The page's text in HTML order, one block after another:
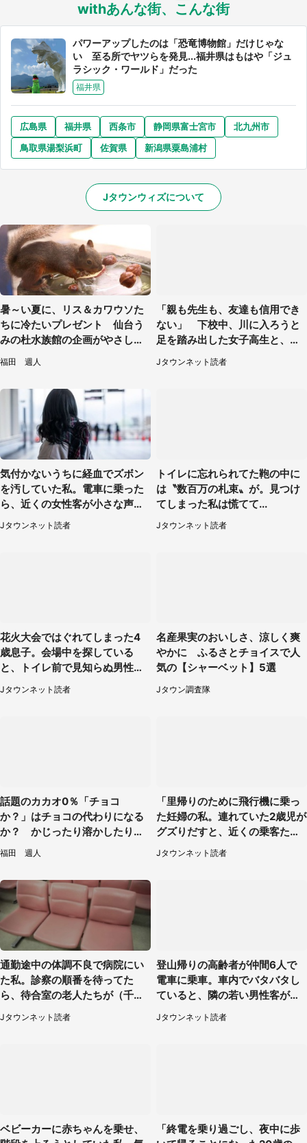
withあんな街、こんな街
パワーアップしたのは「恐竜博物館」だけじゃな
い 至る所でヤツらを発見...福井県はもはや「ジュ
ラシック・ワールド」だった
福井県
広島県 福井県 西条市 静岡県富士宮市
北九州市
鳥取県湯梨浜町
佐賀県 新潟県粟島浦村
Jタウンウィズについて
暑～い夏に、リス＆カワウソた
ちに冷たいプレゼント 仙台う
みの杜水族館の企画がやさしい
【7／31～8／23】
福田 週人
「親も先生も、友達も信用でき
ない」 下校中、川に入ろうと
足を踏み出した女子高生と、彼
女を止めた予想外の存在
Jタウンネット読者
気付かないうちに経血でズボン
を汚していた私。電車に乗った
ら、近くの女性客が小さな声で
（千葉県・10代女性）
Jタウンネット読者
トイレに忘れられてた鞄の中に
は〝数百万の札束〟が。見つけ
てしまった私は慌てて...
Jタウンネット読者
花火大会ではぐれてしまった4
歳息子。会場中を探している
と、トイレ前で見知らぬ男性に
（東京都・女性）
Jタウンネット読者
名産果実のおいしさ、涼しく爽
やかに ふるさとチョイスで人
気の【シャーベット】5選
Jタウン調査隊
話題のカカオ0％「チョコ
か？」はチョコの代わりになる
か？ かじったり溶かしたりし
て食べてみた
福田 週人
「里帰りのために飛行機に乗っ
た妊婦の私。連れていた2歳児が
グズりだすと、近くの乗客たち
が」（愛知県・40代女性）
Jタウンネット読者
通勤途中の体調不良で病院にい
た私。診察の順番を待ってた
ら、待合室の老人たちが（千葉
県・50代男性）
Jタウンネット読者
登山帰りの高齢者が仲間6人で
電車に乗車。車内でバタバタし
ていると、隣の若い男性客が
（神奈川県・70代女性）
Jタウンネット読者
ベビーカーに赤ちゃんを乗せ、
「終電を乗り過ごし、夜中に歩